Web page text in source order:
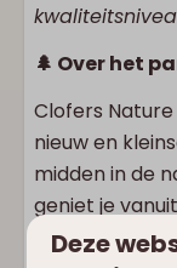
🌲 Over het
Clofers
nieuw en
midden in de
geniet je
omliggende
Deze